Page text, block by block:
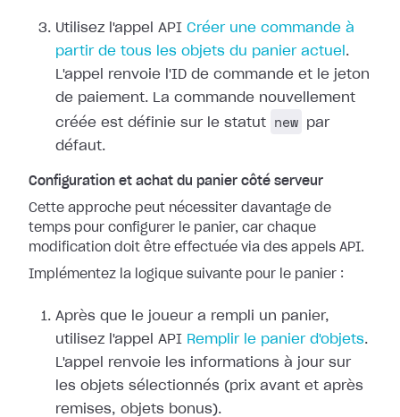
Utilisez l'appel API Créer une commande à
partir de tous les objets du panier actuel .
L'appel renvoie l'ID de commande et le jeton
de paiement. La commande nouvellement
créée est définie sur le statut
new
par
défaut.
Configuration et achat du panier côté serveur
Cette approche peut nécessiter davantage de
temps pour configurer le panier, car chaque
modification doit être effectuée via des appels API.
Implémentez la logique suivante pour le panier :
Après que le joueur a rempli un panier,
utilisez l'appel API Remplir le panier d'objets.
L'appel renvoie les informations à jour sur
les objets sélectionnés (prix avant et après
remises, objets bonus).